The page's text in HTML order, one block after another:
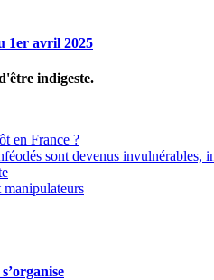
1er avril 2025
indigeste.
en France ?
sont devenus invulnérables,
manipulateurs